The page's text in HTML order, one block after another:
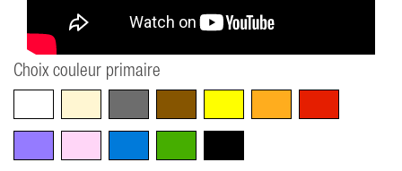
Choix couleur primaire